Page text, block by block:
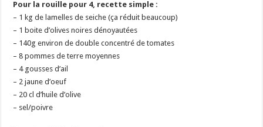
Pour la rouille pour 4, recette simple :
– 1 kg de lamelles de seiche (ça réduit beaucoup)
– 1 boite d’olives noires dénoyautées
– 140g environ de double concentré de tomates
– 8 pommes de terre moyennes
– 4 gousses d’ail
– 2 jaune d’oeuf
– 20 cl d’huile d’olive
– sel/poivre